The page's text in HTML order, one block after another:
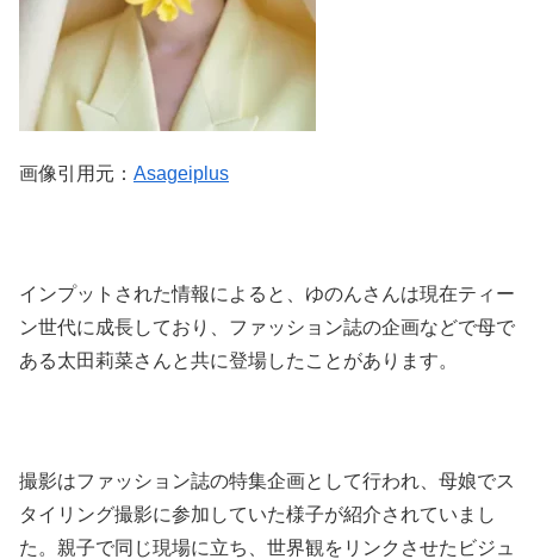
画像引用元： Asageiplus
インプットされた情報によると、ゆのんさんは現在ティー
ン世代に成長しており、ファッション誌の企画などで母で
ある太田莉菜さんと共に登場したことがあります。
撮影はファッション誌の特集企画として行われ、母娘でス
タイリング撮影に参加していた様子が紹介されていまし
た。親子で同じ現場に立ち、世界観をリンクさせたビジュ